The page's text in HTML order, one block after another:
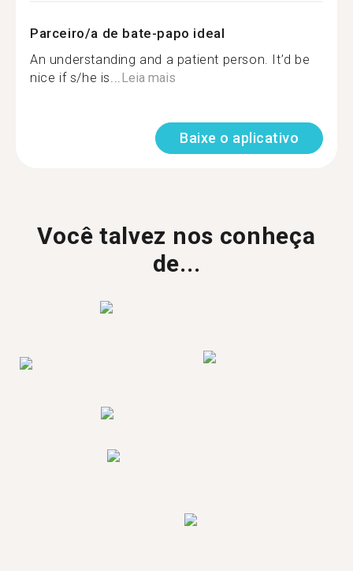
Parceiro/a de bate-papo ideal
An understanding and a patient person. It’d be
nice if s/he is...Leia mais
Baixe o aplicativo
Você talvez nos conheça
de...